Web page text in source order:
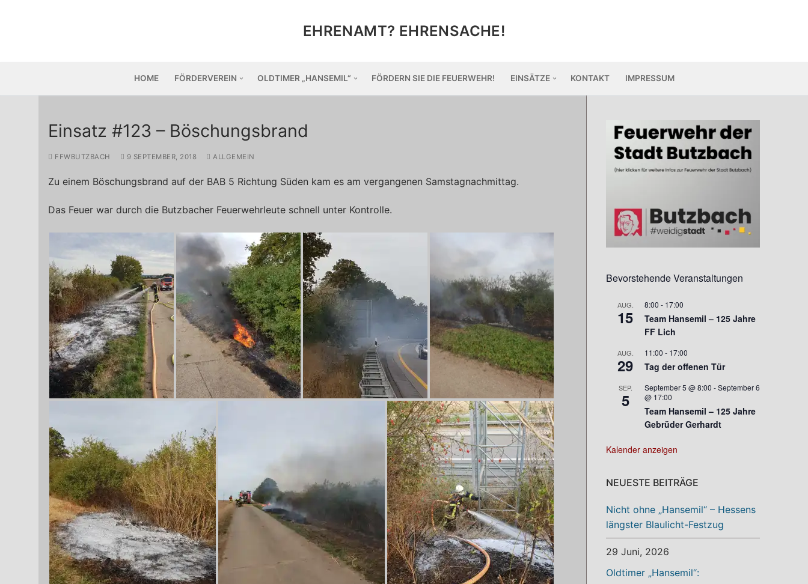
EHRENAMT? EHRENSACHE!
HOME FÖRDERVEREIN OLDTIMER „HANSEMIL“ FÖRDERN SIE DIE FEUERWEHR! EINSÄTZE KONTAKT IMPRESSUM
Einsatz #123 – Böschungsbrand
FFWBUTZBACH 9 SEPTEMBER, 2018 ALLGEMEIN
Zu einem Böschungsbrand auf der BAB 5 Richtung Süden kam es am vergangenen Samstagnachmittag.
Das Feuer war durch die Butzbacher Feuerwehrleute schnell unter Kontrolle.
Bevorstehende Veranstaltungen
AUG.
15
8:00 - 17:00
Team Hansemil – 125 Jahre
FF Lich
AUG.
29
11:00 - 17:00
Tag der offenen Tür
SEP.
5
September 5 @ 8:00 -September 6
@ 17:00
Team Hansemil – 125 Jahre
Gebrüder Gerhardt
Kalender anzeigen
NEUESTE BEITRÄGE
Nicht ohne „Hansemil“ – Hessens
längster Blaulicht-Festzug
29 Juni, 2026
Oldtimer „Hansemil“: